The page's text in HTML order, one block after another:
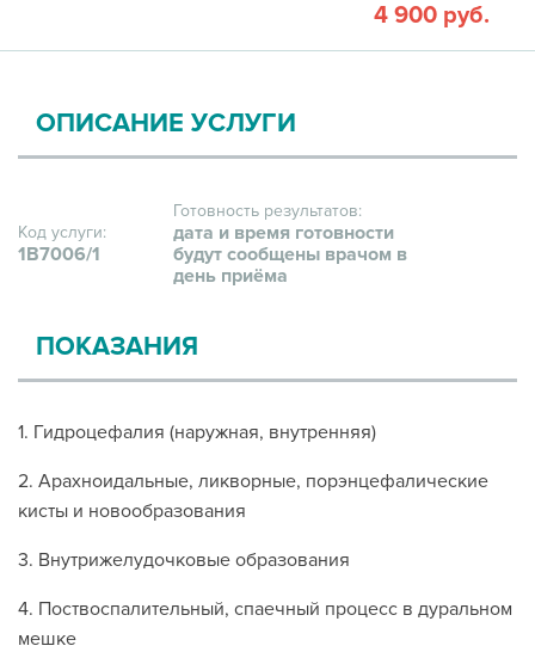
4 900 руб.
ОПИСАНИЕ УСЛУГИ
Код услуги:
1В7006/1
Готовность результатов:
дата и время готовности
будут сообщены врачом в
день приёма
ПОКАЗАНИЯ
1. Гидроцефалия (наружная, внутренняя)
2. Арахноидальные, ликворные, порэнцефалические
кисты и новообразования
3. Внутрижелудочковые образования
4. Поствоспалительный, спаечный процесс в дуральном
мешке